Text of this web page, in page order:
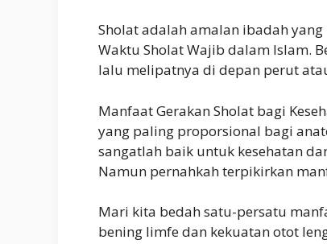
Sholat adalah amalan ibadah
Waktu Sholat Wajib dalam Islam.
lalu melipatnya di depan perut
Manfaat Gerakan Sholat bagi
yang paling proporsional bagi
sangatlah baik untuk kesehatan
Namun pernahkah terpikirkan
Mari kita bedah satu-persatu
bening limfe dan kekuatan otot